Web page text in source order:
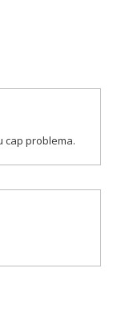
cap problema.